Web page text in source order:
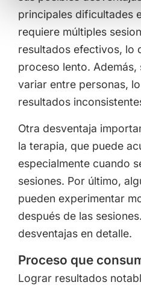
principales dificultades
requiere múltiples
resultados efectivos, lo
proceso lento.
variar entre personas,
resultados
Otra desventaja
la terapia, que puede
especialmente cuando
sesiones. Por último,
pueden experimentar
después de las
desventajas en detalle.
Proceso que
Lograr resultados